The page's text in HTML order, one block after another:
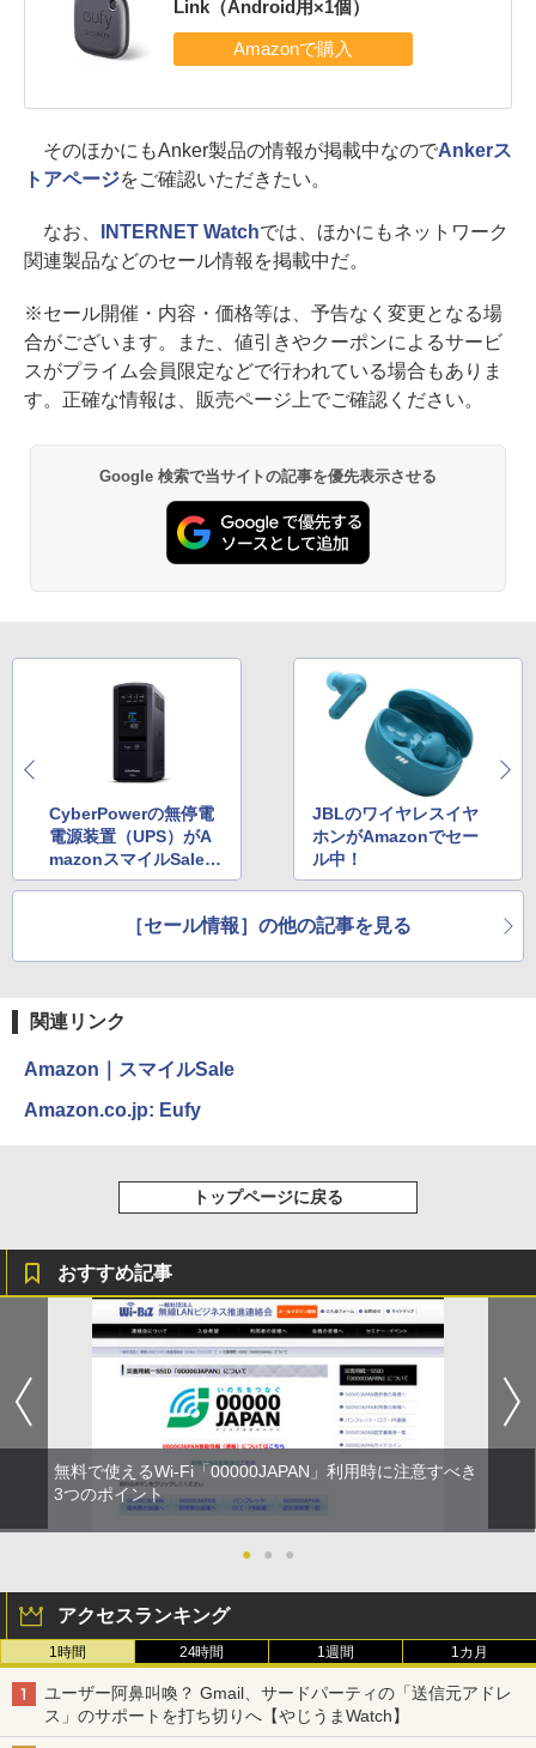
Link（Android用×1個）
そのほかにもAnker製品の情報が掲載中なのでAnkerス
トアページをご確認いただきたい。
なお、 INTERNET Watchでは、ほかにもネットワーク
関連製品などのセール情報を掲載中だ。
※セール開催・内容・価格等は、予告なく変更となる場
合がございます。また、値引きやクーポンによるサービ
スがプライム会員限定などで行われている場合もありま
す。正確な情報は、販売ページ上でご確認ください。
Google 検索で当サイトの記事を優先表示させる
CyberPowerの無停電
電源装置（UPS）がA
mazonスマイルSaleに
登場！
JBLのワイヤレスイヤ
ホンがAmazonでセー
ル中！
［セール情報］の他の記事を見る
関連リンク
Amazon｜スマイルSale
Amazon.co.jp: Eufy
トップページに戻る
おすすめ記事
無料で使えるWi-Fi「00000JAPAN」利用時に注意すべき
3つのポイント
● ● ●
アクセスランキング
1時間 24時間 1週間 1カ月
ユーザー阿鼻叫喚？ Gmail、サードパーティの「送信元アドレ
ス」のサポートを打ち切りへ【やじうまWatch】